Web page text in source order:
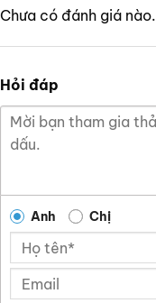
Chưa có đánh giá nào.
Hỏi đáp
Anh Chị